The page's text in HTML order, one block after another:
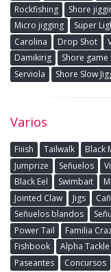
Rockfishing
Shore
Micro jigging
Super
Carolina
Drop Shot
Damikirig
Shore game
Serviola
Shore Slow
Varios
Fiiish Tailwalk Black
Jumprize
Señuelos
Black Eel
Swimbait
Jointed Claw
Jigs
Señuelos blandos
Power Tail
Familia
Fishbook
Alpha Tackle
Paseantes
Concursos